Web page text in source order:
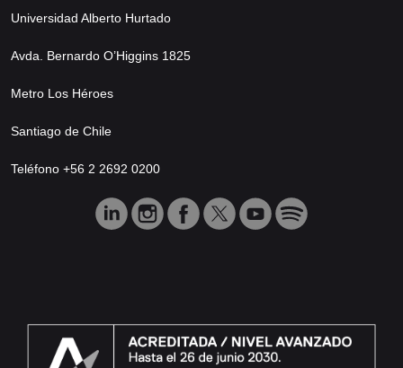
Universidad Alberto Hurtado
Avda. Bernardo O’Higgins 1825
Metro Los Héroes
Santiago de Chile
Teléfono +56 2 2692 0200